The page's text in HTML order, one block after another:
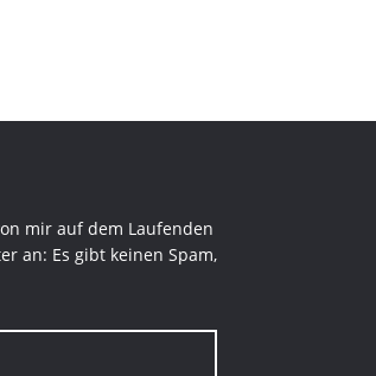
mir auf dem Laufenden
an: Es gibt keinen Spam,